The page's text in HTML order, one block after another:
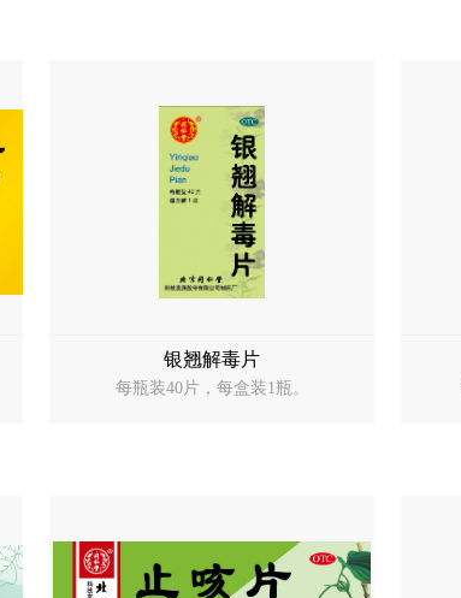
银翘解毒片
每瓶装40片，每盒装1瓶。